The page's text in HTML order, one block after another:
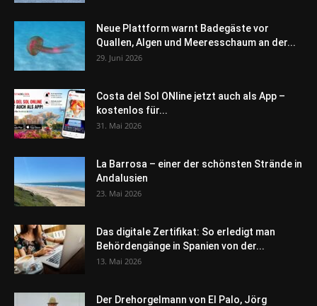
Neue Plattform warnt Badegäste vor
Quallen, Algen und Meeresschaum an der...
29. Juni 2026
Costa del Sol ONline jetzt auch als App –
kostenlos für...
31. Mai 2026
La Barrosa – einer der schönsten Strände in
Andalusien
23. Mai 2026
Das digitale Zertifikat: So erledigt man
Behördengänge in Spanien von der...
13. Mai 2026
Der Drehorgelmann von El Palo, Jörg